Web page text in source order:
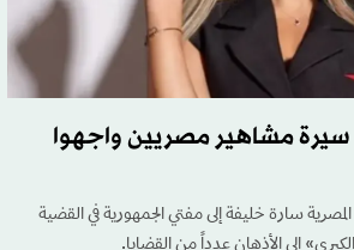
مشاهير مصريين واجهوا
المصرية سارة خليفة إلى مفتي الجمهورية في القضية
الكبرى» إلى الأذهان عدداً من القضايا.